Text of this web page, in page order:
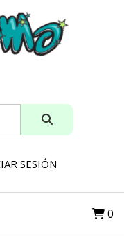
SESIÓN
0